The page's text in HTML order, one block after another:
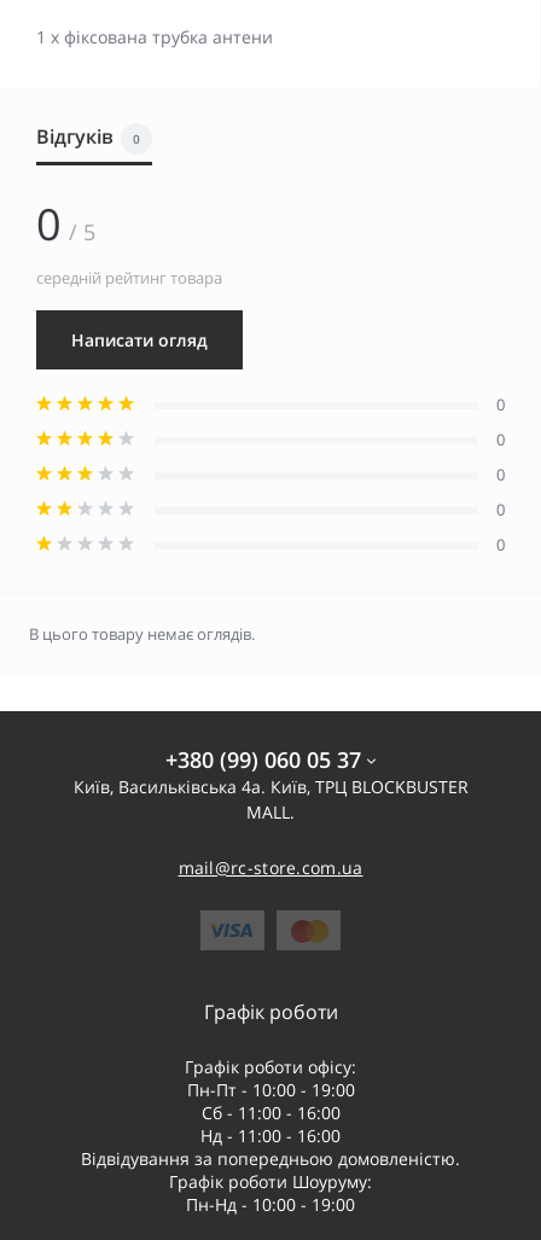
1 х фіксована трубка антени
Відгуків 0
0 / 5
середній рейтинг товара
Написати огляд
0
0
0
0
0
В цього товару немає оглядів.
+380 (99) 060 05 37
Київ, Васильківська 4а. Київ, ТРЦ BLOCKBUSTER
MALL.
mail@rc-store.com.ua
Графік роботи
Графік роботи офісу:
Пн-Пт - 10:00 - 19:00
Сб - 11:00 - 16:00
Нд - 11:00 - 16:00
Відвідування за попередньою домовленістю.
Графік роботи Шоуруму:
Пн-Нд - 10:00 - 19:00